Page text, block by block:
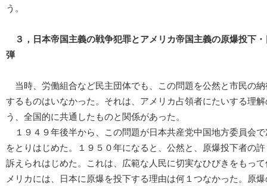
う。
３，日本帝国主義の戦争犯罪とアメリカ帝国主義の原爆投下
弾
当時、労働組合など民主団体でも、この問題を公然と市民の
するものはいなかった。それは、アメリカ占領者にたいする理
う、全国的に共通したものと関係があった。
１９４９年後半から、この問題が日本共産党中国地方委員会
をとりはじめた。１９５０年になると、公然と、原爆投下者の
訴えられはじめた。これは、広範な人民に切実なひびきをもっ
メリカには、日本に原爆を投下する理由は何１つなかった。原